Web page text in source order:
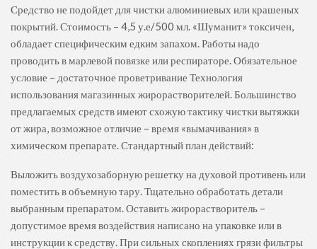
Средство не подойдет для чистки алюминиевых или крашеных
покрытий. Стоимость – 4,5 у.е/500 мл. «Шуманит» токсичен,
обладает специфическим едким запахом. Работы надо
проводить в марлевой повязке или респираторе. Обязательное
условие – достаточное проветривание Технология
использования магазинных жирорастворителей. Большинство
предлагаемых средств имеют схожую тактику чистки вытяжки
от жира, возможное отличие – время «вымачивания» в
химическом препарате. Стандартный план действий:
Выложить воздухозаборную решетку на духовой противень или
поместить в объемную тару. Тщательно обработать детали
выбранным препаратом. Оставить жирорастворитель –
допустимое время воздействия написано на упаковке или в
инструкции к средству. При сильных скоплениях грязи фильтры